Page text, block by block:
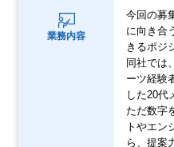
業務内容
今回の募
に向き合
きるポジ
同社では
ーツ経験
した20代
ただ数字
トやエン
ら、提案